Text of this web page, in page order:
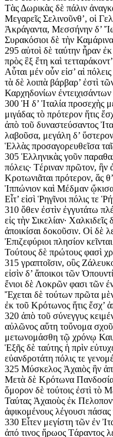
Τὰς Δωρικὰς δὲ πάλιν
Μεγαρεῖς Σελινοῦνθ’, οἱ
Ἀκράγαντα, Μεσσήνην δ’
Συρακόσιοι δὲ τὴν
295 αὐτοὶ δὲ ταύτην ἦραν
πρὸς ἓξ ἔτη καὶ
Αὗται μέν οὖν εἰσ’ αἱ
τὰ δὲ λοιπὰ βάρβαρ’ ἐστὶ
Καρχηδονίων
300 Ἡ δ’ Ἰταλία προσεχὴς
μιγάδας τὸ πρότερον ἥτις
ἀπὸ τοῦ δυναστεύσαντος
λαβοῦσα, μεγάλη δ’
Ἑλλὰς προσαγορευθεῖσα
305 Ἑλληνικὰς γοῦν
πόλεις· Τέριναν πρῶτον, ἣν
Κροτωνιᾶται πρότερον, ἅς
Ἱππώνιον καὶ Μέδμαν
Εἶτ’ εἰσὶ Ῥηγῖνοι πόλις τε
310 ὅθεν ἐστὶν ἐγγυτάτω
εἰς τὴν Σικελίαν· Χαλκιδεῖς
ἀποικίσαι δοκοῦσιν. Οἱ δὲ
Ἐπιζεφύριοι πλησίον
Τούτους δὲ πρώτους φασὶ
315 γραπτοῖσιν, οὓς
εἰσὶν δ’ ἄποικοι τῶν
ἔνιοι δὲ Λοκρῶν φασι τῶν
Ἔχεται δὲ τούτων πρῶτα
ἐκ τοῦ Κρότωνος ἥτις ἔσχ’
320 ἀπὸ τοῦ σύνεγγυς
αὐλῶνος αὕτη τοὔνομα
μετωνομάσθη τῷ χρόνῳ
Ἑξῆς δὲ ταύτης ἡ πρὶν
εὐανδροτάτη πόλις τε
325 Μύσκελος Ἀχαιὸς ἣν
Μετὰ δὲ Κρότωνα Πανδοσία
ὅμορον δὲ τούτοις ἐστὶ τὸ
Ταύτας Ἀχαιοὺς ἐκ
ἀφικομένους λέγουσι πάσας
330 Εἶτεν μεγίστη τῶν ἐν
ἀπό τινος ἥρωος Τάραντος